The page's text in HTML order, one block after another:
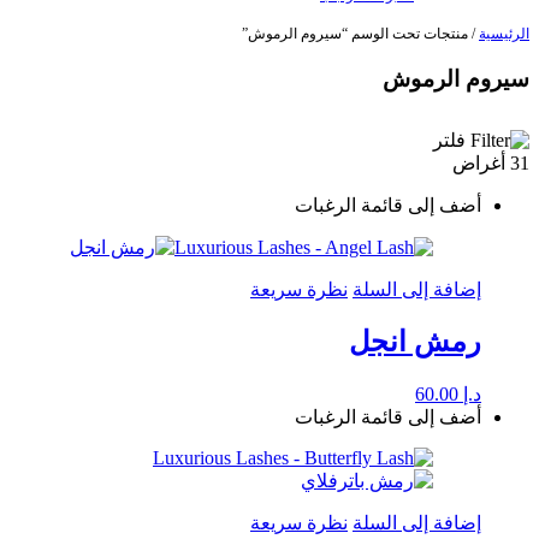
الرئيسية/ منتجات تحت الوسم “سيروم الرموش”
سيروم الرموش
فلتر
31 أغراض
أضف إلى قائمة الرغبات
إضافة إلى السلة نظرة سريعة
رمش انجل
د.إ
أضف إلى قائمة الرغبات
إضافة إلى السلة نظرة سريعة